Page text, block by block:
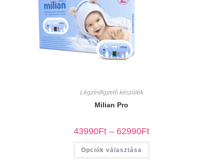
Légzésfigyelő készülék
Milian Pro
43990Ft – 62990Ft
Opciók választása